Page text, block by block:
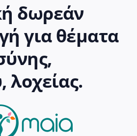
δωρεάν
για θέματα
λοχείας.